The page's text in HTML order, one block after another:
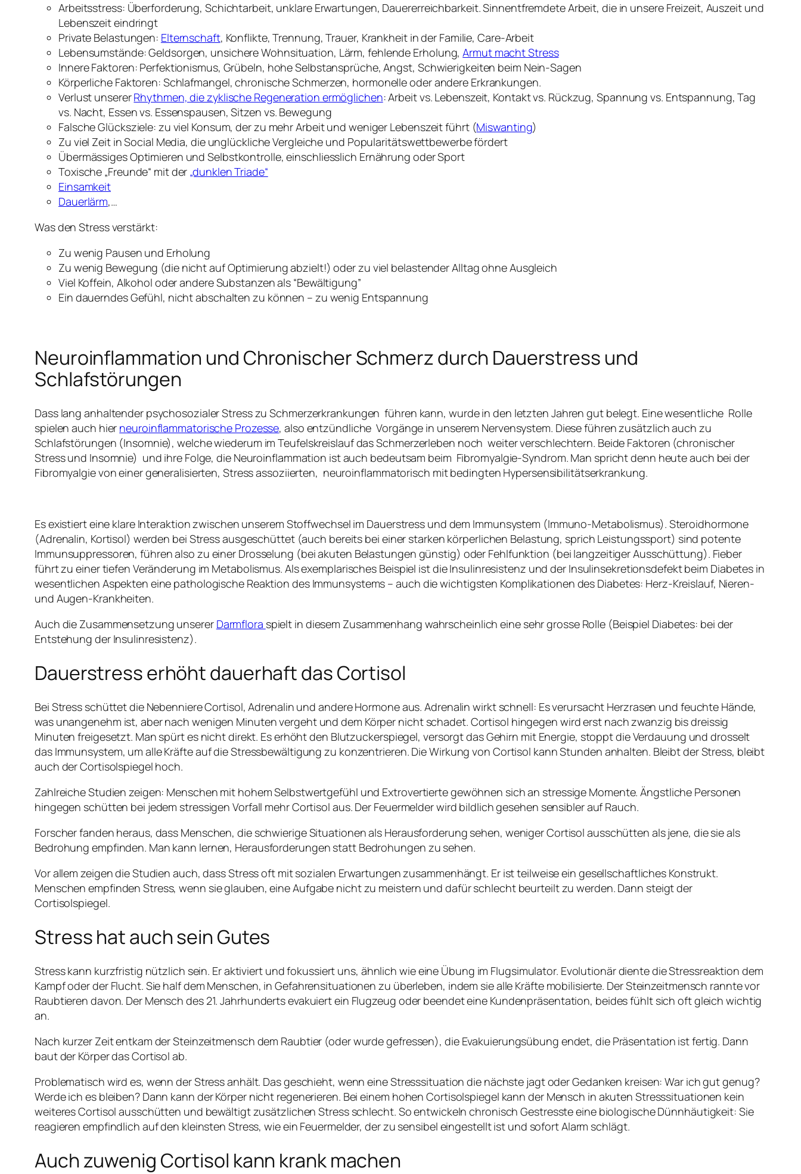
Arbeitsstress: Überforderung, Schichtarbeit, unklare Erwartungen, Dauererreichbarkeit. Sinnentfremdete Arbeit, die in unsere Freizeit, Auszeit und
Lebenszeit eindringt
Private Belastungen: Elternschaft, Konflikte, Trennung, Trauer, Krankheit in der Familie, Care-Arbeit
Lebensumstände: Geldsorgen, unsichere Wohnsituation, Lärm, fehlende Erholung,Armut macht Stress
Innere Faktoren: Perfektionismus, Grübeln, hohe Selbstansprüche, Angst, Schwierigkeiten beim Nein-Sagen
Körperliche Faktoren: Schlafmangel, chronische Schmerzen, hormonelle oder andere Erkrankungen.
Verlust unsererRhythmen, die zyklische Regeneration ermöglichen: Arbeit vs. Lebenszeit, Kontakt vs. Rückzug, Spannung vs. Entspannung, Tag
vs. Nacht, Essen vs. Essenspausen, Sitzen vs. Bewegung
Falsche Glücksziele: zu viel Konsum, der zu mehr Arbeit und weniger Lebenszeit führt (Miswanting)
Zu viel Zeit in Social Media, die unglückliche Vergleiche und Popularitätswettbewerbe fördert
Übermässiges Optimieren und Selbstkontrolle, einschliesslich Ernährung oder Sport
Toxische „Freunde“ mit der „dunklen Triade“
Einsamkeit
Dauerlärm,…
Was den Stress verstärkt:
Zu wenig Pausen und Erholung
Zu wenig Bewegung (die nicht auf Optimierung abzielt!) oder zu viel belastender Alltag ohne Ausgleich
Viel Koffein, Alkohol oder andere Substanzen als “Bewältigung”
Ein dauerndes Gefühl, nicht abschalten zu können – zu wenig Entspannung
Neuroinflammation und Chronischer Schmerz durch Dauerstress und
Schlafstörungen
Dass lang anhaltender psychosozialer Stress zu Schmerzerkrankungen führen kann, wurde in den letzten Jahren gut belegt. Eine wesentliche Rolle
spielen auch hier neuroinflammatorische Prozesse, also entzündliche Vorgänge in unserem Nervensystem. Diese führen zusätzlich auch zu
Schlafstörungen (Insomnie), welche wiederum im Teufelskreislauf das Schmerzerleben noch weiter verschlechtern. Beide Faktoren (chronischer
Stress und Insomnie) und ihre Folge, die Neuroinflammation ist auch bedeutsam beim Fibromyalgie-Syndrom. Man spricht denn heute auch bei der
Fibromyalgie von einer generalisierten, Stress assoziierten, neuroinflammatorisch mit bedingten Hypersensibilitätserkrankung.
Es existiert eine klare Interaktion zwischen unserem Stoffwechsel im Dauerstress und dem Immunsystem (Immuno-Metabolismus). Steroidhormone
(Adrenalin, Kortisol) werden bei Stress ausgeschüttet (auch bereits bei einer starken körperlichen Belastung, sprich Leistungssport) sind potente
Immunsuppressoren, führen also zu einer Drosselung (bei akuten Belastungen günstig) oder Fehlfunktion (bei langzeitiger Ausschüttung). Fieber
führt zu einer tiefen Veränderung im Metabolismus. Als exemplarisches Beispiel ist die Insulinresistenz und der Insulinsekretionsdefekt beim Diabetes in
wesentlichen Aspekten eine pathologische Reaktion des Immunsystems – auch die wichtigsten Komplikationen des Diabetes: Herz-Kreislauf, Nieren-
und Augen-Krankheiten.
Auch die Zusammensetzung unserer Darmflora spielt in diesem Zusammenhang wahrscheinlich eine sehr grosse Rolle (Beispiel Diabetes: bei der
Entstehung der Insulinresistenz).
Dauerstress erhöht dauerhaft das Cortisol
Bei Stress schüttet die Nebenniere Cortisol, Adrenalin und andere Hormone aus. Adrenalin wirkt schnell: Es verursacht Herzrasen und feuchte Hände,
was unangenehm ist, aber nach wenigen Minuten vergeht und dem Körper nicht schadet. Cortisol hingegen wird erst nach zwanzig bis dreissig
Minuten freigesetzt. Man spürt es nicht direkt. Es erhöht den Blutzuckerspiegel, versorgt das Gehirn mit Energie, stoppt die Verdauung und drosselt
das Immunsystem, um alle Kräfte auf die Stressbewältigung zu konzentrieren. Die Wirkung von Cortisol kann Stunden anhalten. Bleibt der Stress, bleibt
auch der Cortisolspiegel hoch.
Zahlreiche Studien zeigen: Menschen mit hohem Selbstwertgefühl und Extrovertierte gewöhnen sich an stressige Momente. Ängstliche Personen
hingegen schütten bei jedem stressigen Vorfall mehr Cortisol aus. Der Feuermelder wird bildlich gesehen sensibler auf Rauch.
Forscher fanden heraus, dass Menschen, die schwierige Situationen als Herausforderung sehen, weniger Cortisol ausschütten als jene, die sie als
Bedrohung empfinden. Man kann lernen, Herausforderungen statt Bedrohungen zu sehen.
Vor allem zeigen die Studien auch, dass Stress oft mit sozialen Erwartungen zusammenhängt. Er ist teilweise ein gesellschaftliches Konstrukt.
Menschen empfinden Stress, wenn sie glauben, eine Aufgabe nicht zu meistern und dafür schlecht beurteilt zu werden. Dann steigt der
Cortisolspiegel.
Stress hat auch sein Gutes
Stress kann kurzfristig nützlich sein. Er aktiviert und fokussiert uns, ähnlich wie eine Übung im Flugsimulator. Evolutionär diente die Stressreaktion dem
Kampf oder der Flucht. Sie half dem Menschen, in Gefahrensituationen zu überleben, indem sie alle Kräfte mobilisierte. Der Steinzeitmensch rannte vor
Raubtieren davon. Der Mensch des 21. Jahrhunderts evakuiert ein Flugzeug oder beendet eine Kundenpräsentation, beides fühlt sich oft gleich wichtig
an.
Nach kurzer Zeit entkam der Steinzeitmensch dem Raubtier (oder wurde gefressen), die Evakuierungsübung endet, die Präsentation ist fertig. Dann
baut der Körper das Cortisol ab.
Problematisch wird es, wenn der Stress anhält. Das geschieht, wenn eine Stresssituation die nächste jagt oder Gedanken kreisen: War ich gut genug?
Werde ich es bleiben? Dann kann der Körper nicht regenerieren. Bei einem hohen Cortisolspiegel kann der Mensch in akuten Stresssituationen kein
weiteres Cortisol ausschütten und bewältigt zusätzlichen Stress schlecht. So entwickeln chronisch Gestresste eine biologische Dünnhäutigkeit: Sie
reagieren empfindlich auf den kleinsten Stress, wie ein Feuermelder, der zu sensibel eingestellt ist und sofort Alarm schlägt.
Auch zuwenig Cortisol kann krank machen